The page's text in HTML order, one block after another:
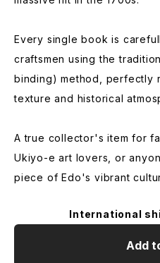
Every single book is
craftsmen using the
binding) method, perfectly
texture and historical
A true collector's item for
Ukiyo-e art lovers, or
piece of Edo's vibrant
International
Add